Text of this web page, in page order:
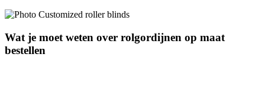
Wat je moet weten over rolgordijnen op maat
bestellen